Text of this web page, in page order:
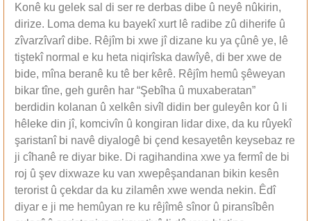
Konê ku gelek sal di ser re derbas dibe û neyê nûkirin,
dirize. Loma dema ku bayekî xurt lê radibe zû diherife û
zîvarzîvarî dibe. Rêjîm bi xwe jî dizane ku ya çûnê ye, lê
tiştekî normal e ku heta niqirîska dawîyê, di ber xwe de
bide, mîna beranê ku tê ber kêrê. Rêjîm hemû şêweyan
bikar tîne, geh gurên har “Şebîha û muxaberatan”
berdidin kolanan û xelkên sivîl didin ber guleyên kor û li
hêleke din jî, komcivîn û kongiran lidar dixe, da ku rûyekî
şaristanî bi navê diyalogê bi çend kesayetên keysebaz re
ji cîhanê re diyar bike. Di ragihandina xwe ya fermî de bi
roj û şev dixwaze ku van xwepêşandanan bikin kesên
terorist û çekdar da ku zilamên xwe wenda nekin. Êdî
diyar e ji me hemûyan re ku rêjîmê sînor û piransîbên